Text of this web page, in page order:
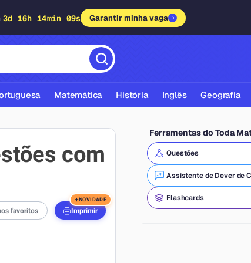
3d 16h 14min 08s Garantir minha vaga
Matemática História Inglês Geografia
Física
com
favoritos Imprimir
+NOVIDADE
Ferramentas do Toda
Questões
Assistente de Dever de
Flashcards